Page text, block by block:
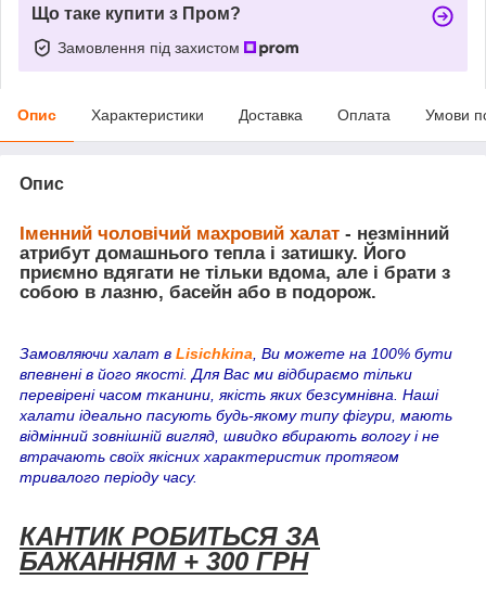
Що таке купити з Пром?
Замовлення під захистом
Опис Характеристики Доставка Оплата Умови
Опис
Іменний чоловічий махровий халат - незмінний
атрибут домашнього тепла і затишку. Його
приємно вдягати не тільки вдома, але і брати з
собою в лазню, басейн або в подорож.
Замовляючи халат в Lisichkina, Ви можете на 100% бути
впевнені в його якості. Для Вас ми відбираємо тільки
перевірені часом тканини, якість яких безсумнівна. Наші
халати ідеально пасують будь-якому типу фігури, мають
відмінний зовнішній вигляд, швидко вбирають вологу і не
втрачають своїх якісних характеристик протягом
тривалого періоду часу.
КАНТИК РОБИТЬСЯ ЗА
БАЖАННЯМ + 300 ГРН